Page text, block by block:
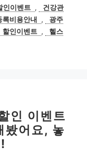
인이벤트 ,
건강관
비용안내 ,
광주
할인이벤트 ,
헬스
인 이벤트
봤어요, 놓